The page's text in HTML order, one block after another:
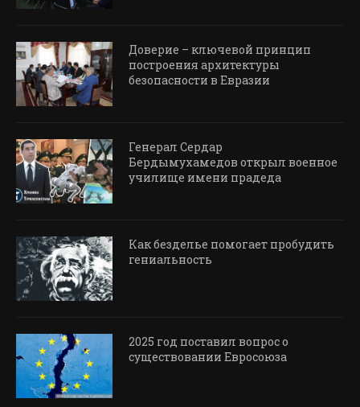
Доверие – ключевой принцип
построения архитектуры
безопасности в Евразии
Генерал Сердар
Бердымухамедов открыл военное
училище имени прадеда
Как безделье помогает пробудить
гениальность
2025 год поставил вопрос о
существовании Евросоюза